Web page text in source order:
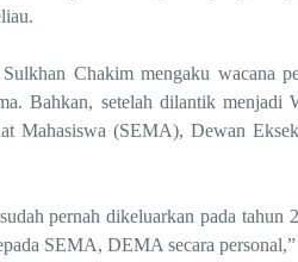
Sulkhan Chakimmengaku wacana
Bahkan, setelah dilantik menjadi
Mahasiswa (SEMA), Dewan
pernah dikeluarkan pada tahun
SEMA, DEMA secara personal